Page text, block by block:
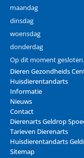
maandag
dinsdag
woensdag
donderdag
Op dit moment
Dieren Gezondheids
Huisdierentandarts
Informatie
Nieuws
Contact
Dierenarts Geldrop
Tarieven Dierenarts
Huisdierentandarts
Sitemap